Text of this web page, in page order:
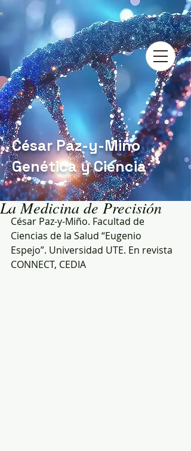
César Paz-y-Miño
Genética y Ciencia
La Medicina de Precisión
César Paz-y-Miño. Facultad de
Ciencias de la Salud “Eugenio
Espejo”. Universidad UTE. En revista
CONNECT, CEDIA